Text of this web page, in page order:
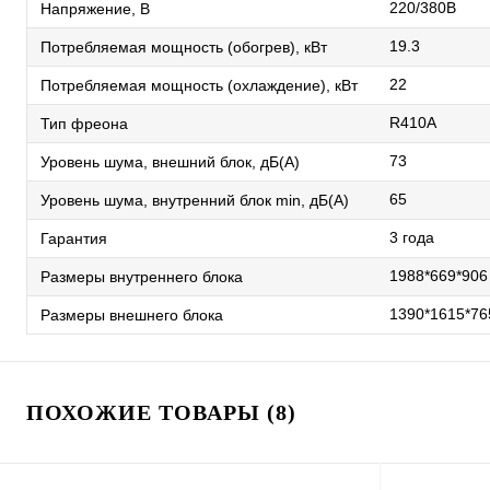
Напряжение, В 220/380В
Потребляемая мощность (обогрев), кВт 19.3
Потребляемая мощность (охлаждение), кВт 22
Тип фреона R410A
Уровень шума, внешний блок, дБ(А) 73
Уровень шума, внутренний блок min, дБ(А) 65
Гарантия 3 года
Размеры внутреннего блока 1988*669*906
Размеры внешнего блока
ПОХОЖИЕ ТОВАРЫ (8)